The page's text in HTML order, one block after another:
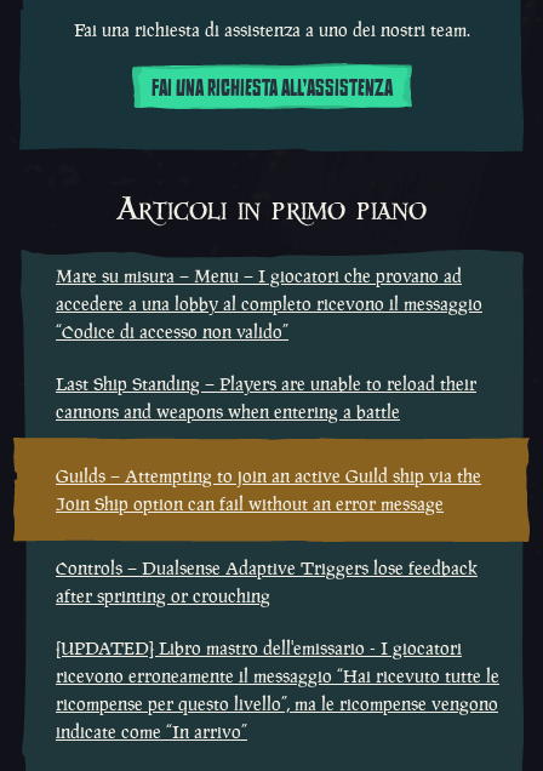
Fai una richiesta di assistenza a uno dei nostri team.
FAI UNA RICHIESTA ALL'ASSISTENZA
Articoli in primo piano
Mare su misura – Menu – I giocatori che provano ad
accedere a una lobby al completo ricevono il messaggio
“Codice di accesso non valido”
Last Ship Standing – Players are unable to reload their
cannons and weapons when entering a battle
Guilds – Attempting to join an active Guild ship via the
Join Ship option can fail without an error message
Controls – Dualsense Adaptive Triggers lose feedback
after sprinting or crouching
[UPDATED] Libro mastro dell'emissario - I giocatori
ricevono erroneamente il messaggio “Hai ricevuto tutte le
ricompense per questo livello”, ma le ricompense vengono
indicate come “In arrivo”